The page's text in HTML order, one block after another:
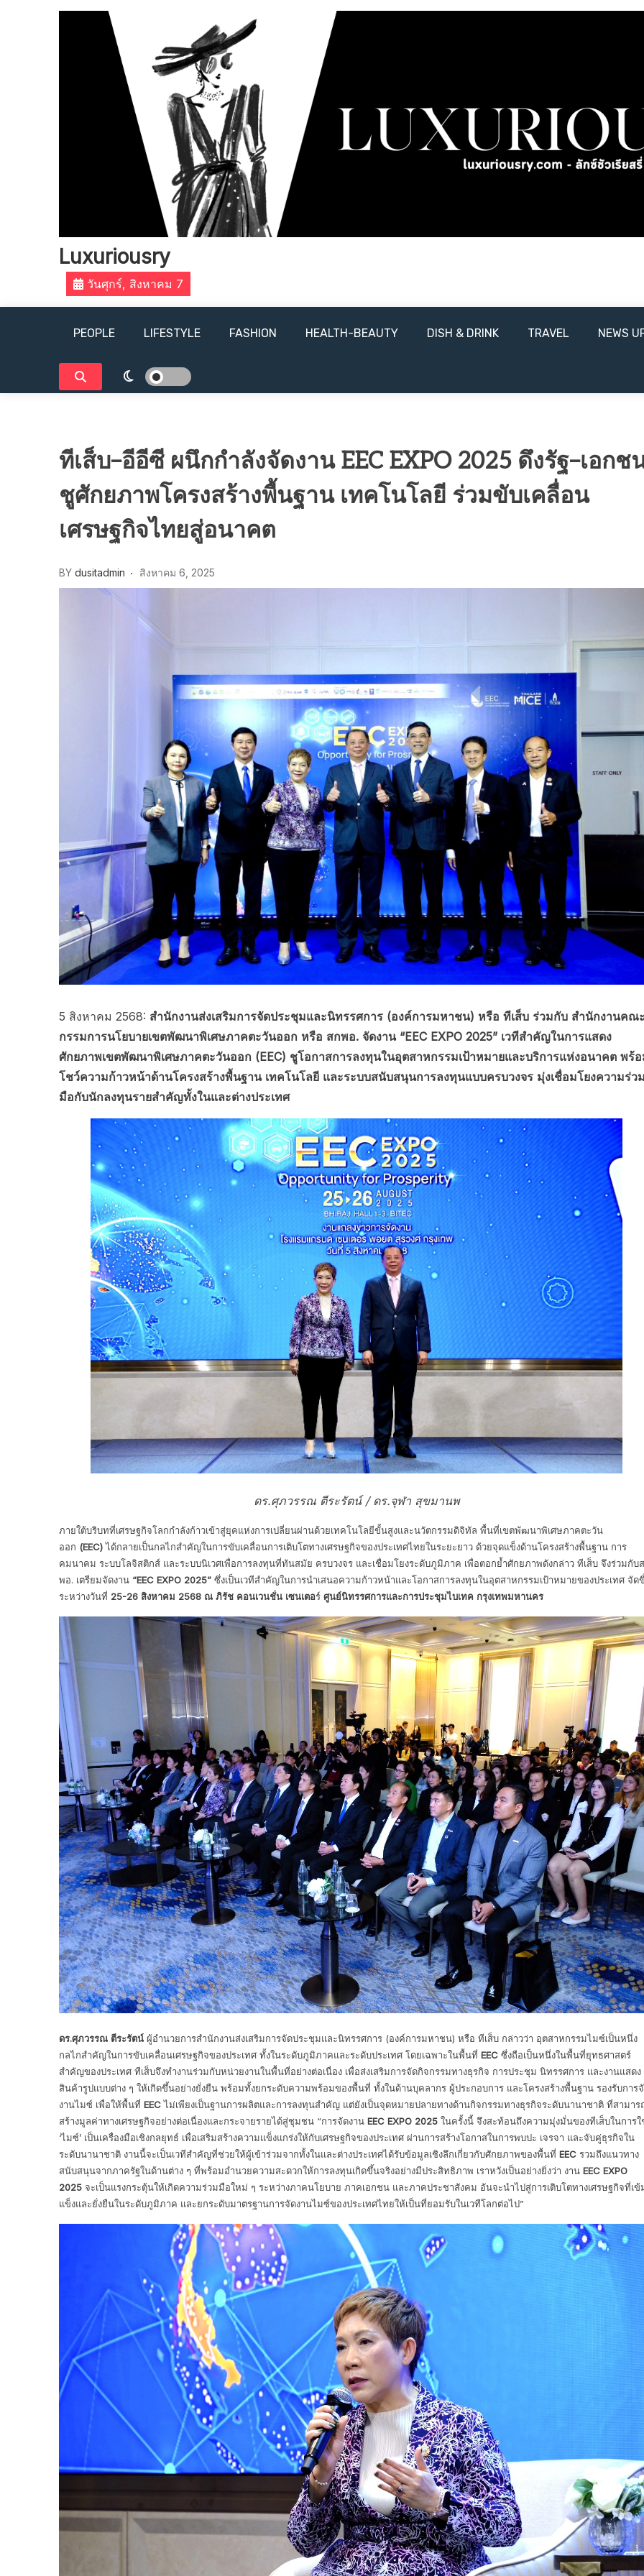
Luxuriousry
วันศุกร์, สิงหาคม 7
PEOPLE LIFESTYLE​ FASHION HEALTH-BEAUTY DISH & DRINK TRAVEL NEWS
ทีเส็บ–อีอีซี ผนึกกำลังจัดงาน EEC EXPO 2025 ดึงรัฐ–เอกช
ชูศักยภาพโครงสร้างพื้นฐาน เทคโนโลยี ร่วมขับเคลื่อน
เศรษฐกิจไทยสู่อนาคต
BY dusitadmin สิงหาคม 6, 2025
5 สิงหาคม 2568: สำนักงานส่งเสริมการจัดประชุมและนิทรรศการ (องค์การมหาชน) หรือ ทีเส็บ ร่วมกับ สำนักงานคณะ
กรรมการนโยบายเขตพัฒนาพิเศษภาคตะวันออก หรือ สกพอ. จัดงาน “EEC EXPO 2025” เวทีสำคัญในการแสดง
ศักยภาพเขตพัฒนาพิเศษภาคตะวันออก (EEC) ชูโอกาสการลงทุนในอุตสาหกรรมเป้าหมายและบริการแห่งอนาคต พร้
โชว์ความก้าวหน้าด้านโครงสร้างพื้นฐาน เทคโนโลยี และระบบสนับสนุนการลงทุนแบบครบวงจร มุ่งเชื่อมโยงความร่วม
มือกับนักลงทุนรายสำคัญทั้งในและต่างประเทศ
ดร.ศุภวรรณ ตีระรัตน์ / ดร.จุฬา สุขมานพ
ภายใต้บริบทที่เศรษฐกิจโลกกำลังก้าวเข้าสู่ยุคแห่งการเปลี่ยนผ่านด้วยเทคโนโลยีขั้นสูงและนวัตกรรมดิจิทัล พื้นที่เขตพัฒนาพิเศษภาคตะวัน
ออก (EEC)ได้กลายเป็นกลไกสำคัญในการขับเคลื่อนการเติบโตทางเศรษฐกิจของประเทศไทยในระยะยาว ด้วยจุดแข็งด้านโครงสร้างพื้นฐาน การ
คมนาคม ระบบโลจิสติกส์ และระบบนิเวศเพื่อการลงทุนที่ทันสมัย ครบวงจร และเชื่อมโยงระดับภูมิภาค เพื่อตอกย้ำศักยภาพดังกล่าว ทีเส็บ จึงร่วมกับ
พอ. เตรียมจัดงาน “EEC EXPO 2025” ซึ่งเป็นเวทีสำคัญในการนำเสนอความก้าวหน้าและโอกาสการลงทุนในอุตสาหกรรมเป้าหมายของประเทศ จัด
ระหว่างวันที่ 25-26 สิงหาคม 2568 ณ ภิรัช คอนเวนชั่น เซนเตอร์ ศูนย์นิทรรศการและการประชุมไบเทค กรุงเทพมหานคร
ดร.ศุภวรรณ ตีระรัตน์ ผู้อำนวยการสำนักงานส่งเสริมการจัดประชุมและนิทรรศการ (องค์การมหาชน) หรือ ทีเส็บ กล่าวว่า อุตสาหกรรมไมซ์เป็นหนึ่ง
กลไกสำคัญในการขับเคลื่อนเศรษฐกิจของประเทศ ทั้งในระดับภูมิภาคและระดับประเทศ โดยเฉพาะในพื้นที่ EEC ซึ่งถือเป็นหนึ่งในพื้นที่ยุทธศาสตร์
สำคัญของประเทศ ทีเส็บจึงทำงานร่วมกับหน่วยงานในพื้นที่อย่างต่อเนื่อง เพื่อส่งเสริมการจัดกิจกรรมทางธุรกิจ การประชุม นิทรรศการ และงานแสดง
สินค้ารูปแบบต่าง ๆ ให้เกิดขึ้นอย่างยั่งยืน พร้อมทั้งยกระดับความพร้อมของพื้นที่ ทั้งในด้านบุคลากร ผู้ประกอบการ และโครงสร้างพื้นฐาน รองรับการ
งานไมซ์ เพื่อให้พื้นที่ EECไม่เพียงเป็นฐานการผลิตและการลงทุนสำคัญ แต่ยังเป็นจุดหมายปลายทางด้านกิจกรรมทางธุรกิจระดับนานาชาติ ที่สามาร
สร้างมูลค่าทางเศรษฐกิจอย่างต่อเนื่องและกระจายรายได้สู่ชุมชน “การจัดงาน EEC EXPO 2025 ในครั้งนี้ จึงสะท้อนถึงความมุ่งมั่นของทีเส็บในการใ
‘ไมซ์’ เป็นเครื่องมือเชิงกลยุทธ์ เพื่อเสริมสร้างความแข็งแกร่งให้กับเศรษฐกิจของประเทศ ผ่านการสร้างโอกาสในการพบปะ เจรจา และจับคู่ธุรกิจใน
ระดับนานาชาติ งานนี้จะเป็นเวทีสำคัญที่ช่วยให้ผู้เข้าร่วมจากทั้งในและต่างประเทศได้รับข้อมูลเชิงลึกเกี่ยวกับศักยภาพของพื้นที่ EEC รวมถึงแนวทาง
สนับสนุนจากภาครัฐในด้านต่าง ๆ ที่พร้อมอำนวยความสะดวกให้การลงทุนเกิดขึ้นจริงอย่างมีประสิทธิภาพ เราหวังเป็นอย่างยิ่งว่า งาน EEC EXPO
2025 จะเป็นแรงกระตุ้นให้เกิดความร่วมมือใหม่ ๆ ระหว่างภาคนโยบาย ภาคเอกชน และภาคประชาสังคม อันจะนำไปสู่การเติบโตทางเศรษฐกิจที่เข้
แข็งและยั่งยืนในระดับภูมิภาค และยกระดับมาตรฐานการจัดงานไมซ์ของประเทศไทยให้เป็นที่ยอมรับในเวทีโลกต่อไป”